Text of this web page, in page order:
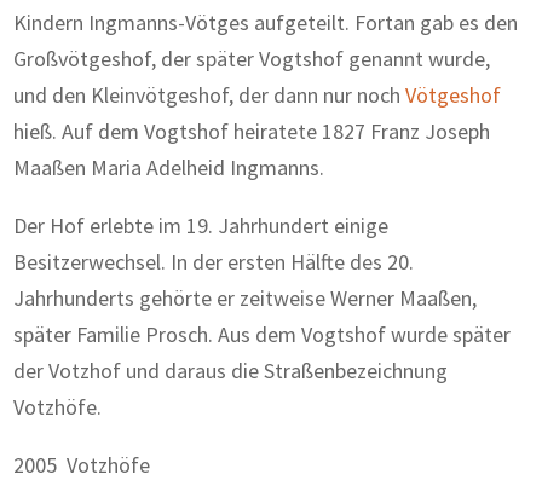
Kindern Ingmanns-Vötges aufgeteilt. Fortan gab es den
Großvötgeshof, der später Vogtshof genannt wurde,
und den Kleinvötgeshof, der dann nur nochVötgeshof
hieß. Auf dem Vogtshof heiratete 1827 Franz Joseph
Maaßen Maria Adelheid Ingmanns.
Der Hof erlebte im 19. Jahrhundert einige
Besitzerwechsel. In der ersten Hälfte des 20.
Jahrhunderts gehörte er zeitweise Werner Maaßen,
später Familie Prosch. Aus dem Vogtshof wurde später
der Votzhof und daraus die Straßenbezeichnung
Votzhöfe.
2005 Votzhöfe